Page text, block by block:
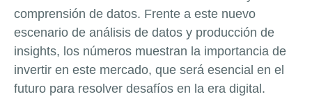
comprensión de datos. Frente a este nuevo
escenario de análisis de datos y producción de
insights, los números muestran la importancia de
invertir en este mercado, que será esencial en el
futuro para resolver desafíos en la era digital.